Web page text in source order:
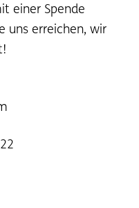
einer Spende
uns erreichen, wir